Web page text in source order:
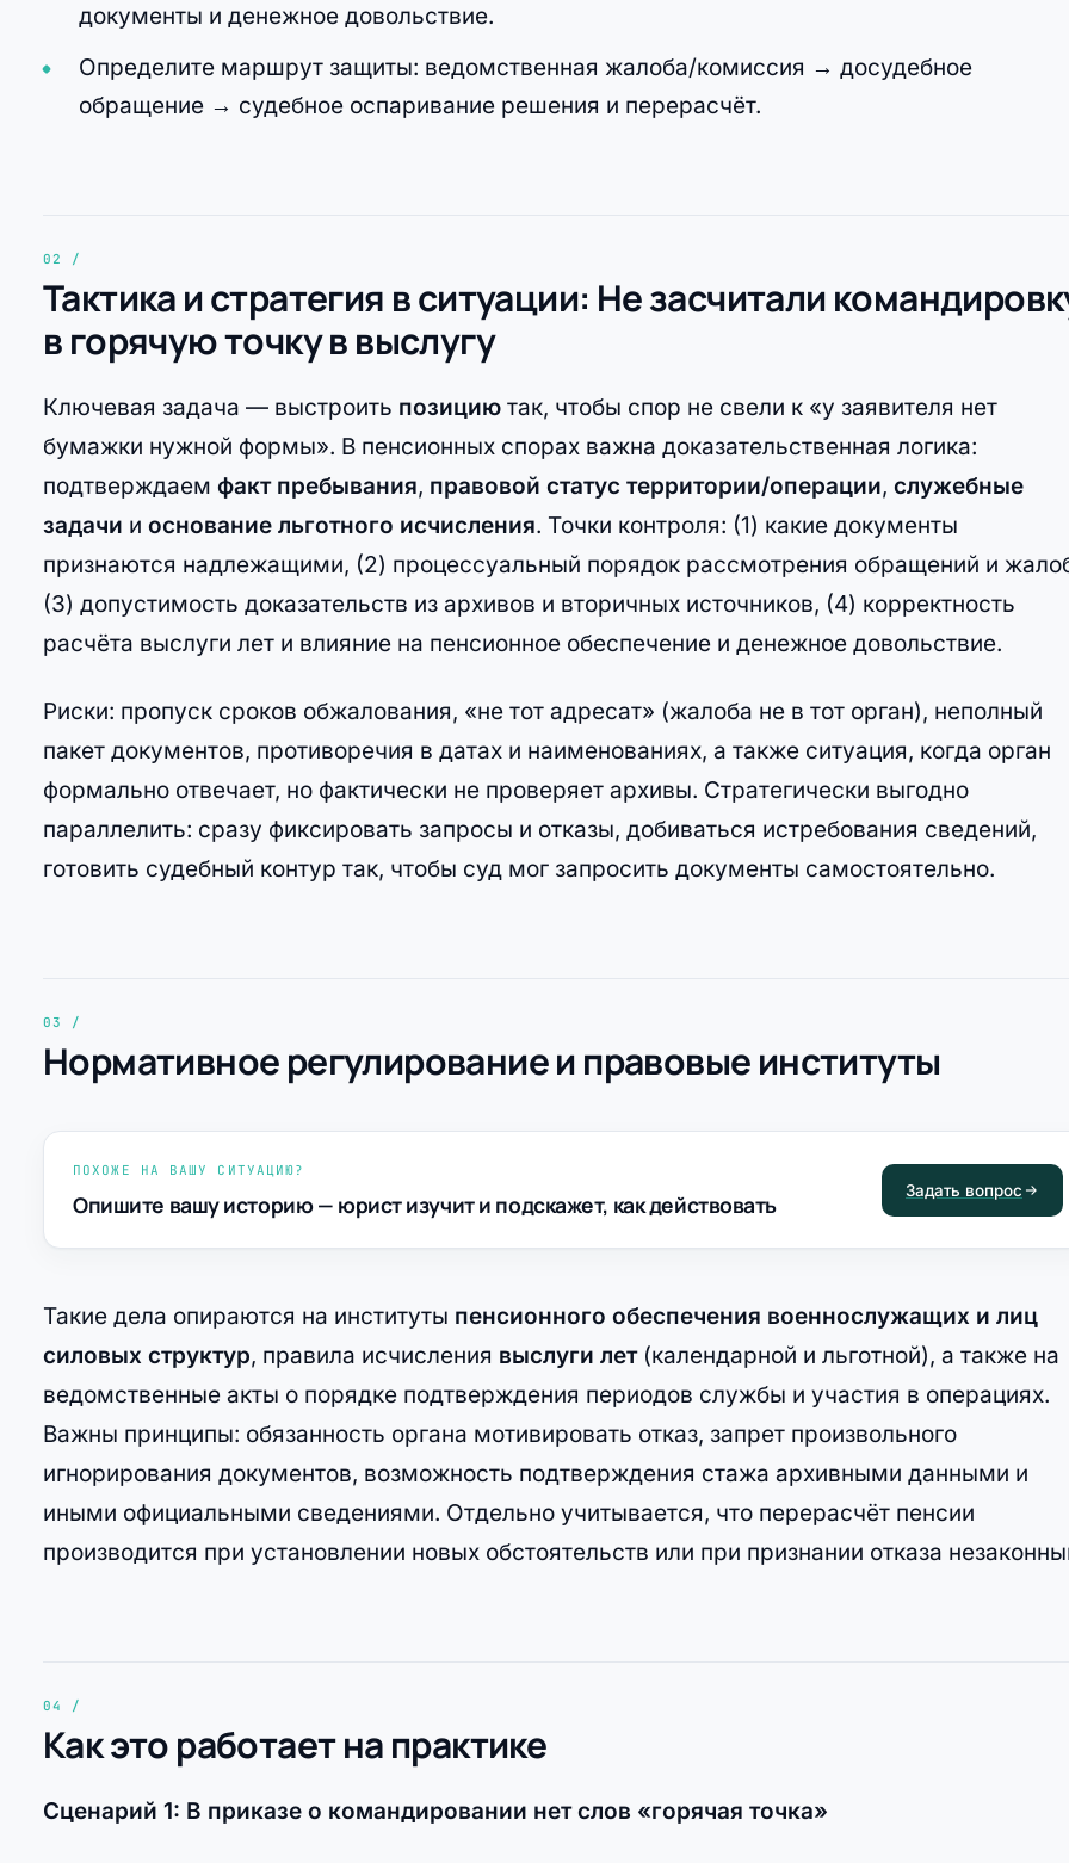
документы и денежное довольствие.
Определите маршрут защиты: ведомственная жалоба/комиссия → досудебное
обращение → судебное оспаривание решения и перерасчёт.
Тактика и стратегия в ситуации: Не засчитали
в горячую точку в выслугу
Ключевая задача — выстроить позицию так, чтобы спор не свели к «у заявителя нет
бумажки нужной формы». В пенсионных спорах важна доказательственная логика:
подтверждаем факт пребывания, правовой статус территории/операции, служебные
задачи и основание льготного исчисления. Точки контроля: (1) какие документы
признаются надлежащими, (2) процессуальный порядок рассмотрения обращений и
(3) допустимость доказательств из архивов и вторичных источников, (4) корректность
расчёта выслуги лет и влияние на пенсионное обеспечение и денежное довольствие.
Риски: пропуск сроков обжалования, «не тот адресат» (жалоба не в тот орган), неполный
пакет документов, противоречия в датах и наименованиях, а также ситуация, когда орган
формально отвечает, но фактически не проверяет архивы. Стратегически выгодно
параллелить: сразу фиксировать запросы и отказы, добиваться истребования сведений,
готовить судебный контур так, чтобы суд мог запросить документы самостоятельно.
Нормативное регулирование и правовые институты
ПОХОЖЕ НА ВАШУ СИТУАЦИЮ?
Опишите вашу историю — юрист изучит и подскажет, как действовать
Задать вопрос
Такие дела опираются на институты пенсионного обеспечения военнослужащих и лиц
силовых структур, правила исчисления выслуги лет(календарной и льготной), а также на
ведомственные акты о порядке подтверждения периодов службы и участия в операциях.
Важны принципы: обязанность органа мотивировать отказ, запрет произвольного
игнорирования документов, возможность подтверждения стажа архивными данными и
иными официальными сведениями. Отдельно учитывается, что перерасчёт пенсии
производится при установлении новых обстоятельств или при признании отказа
Как это работает на практике
Сценарий 1: В приказе о командировании нет слов «горячая точка»